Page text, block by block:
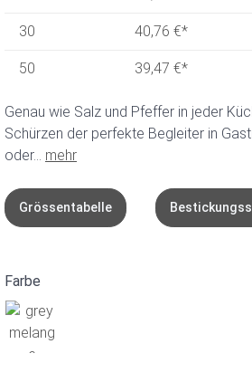
30 40,76 €*
50 39,47 €*
Genau wie Salz und Pfeffer in jeder
Schürzen der perfekte Begleiter in
oder... mehr
Grössentabelle
Farbe